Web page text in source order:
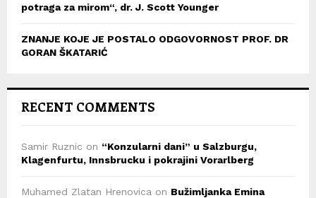
potraga za mirom“, dr. J. Scott Younger
ZNANJE KOJE JE POSTALO ODGOVORNOST PROF. DR
GORAN ŠKATARIĆ
RECENT COMMENTS
Samir Ruznic on “Konzularni dani” u Salzburgu,
Klagenfurtu, Innsbrucku i pokrajini Vorarlberg
Muhamed Zlatan Hrenovica on Bužimljanka Emina